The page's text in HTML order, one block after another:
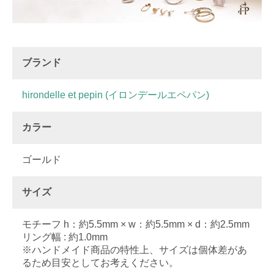
ブランド
hirondelle et pepin (イロンデールエペパン)
カラー
ゴールド
サイズ
モチーフ h：約5.5mm × w：約5.5mm × d：約2.5mm
リング幅 : 約1.0mm
※ハンドメイド商品の特性上、サイズは個体差があ
るため目安としてお考えください。